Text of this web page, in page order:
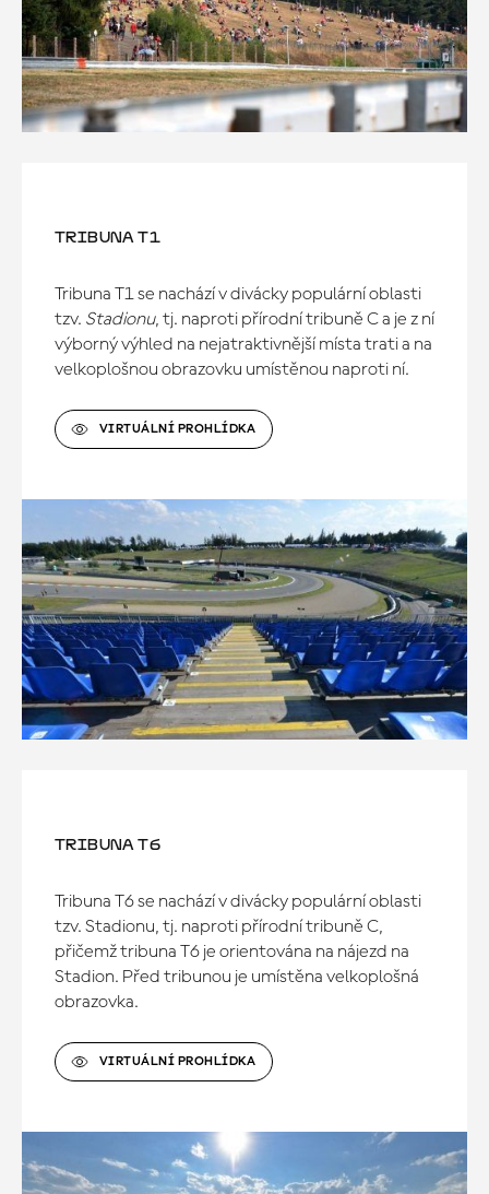
TRIBUNA T1
Tribuna T1 se nachází v divácky populární oblasti
tzv. Stadionu, tj. naproti přírodní tribuně C a je z ní
výborný výhled na nejatraktivnější místa trati a na
velkoplošnou obrazovku umístěnou naproti ní.
VIRTUÁLNÍ PROHLÍDKA
TRIBUNA T6
Tribuna T6 se nachází v divácky populární oblasti
tzv. Stadionu, tj. naproti přírodní tribuně C,
přičemž tribuna T6 je orientována na nájezd na
Stadion. Před tribunou je umístěna velkoplošná
obrazovka.
VIRTUÁLNÍ PROHLÍDKA